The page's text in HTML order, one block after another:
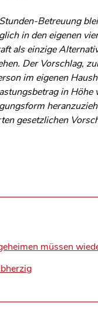
Betreuung
in den eigenen
als einzige
Der Vorschlag,
im eigenen
in
gesetzlichen
müssen